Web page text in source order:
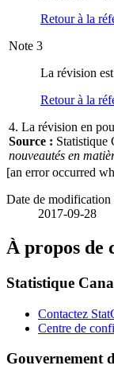
Retour à la
Note 3
La révision
Retour à la
4. La révision en
Source : Statistique
nouveautés en
[an error occurred
Date de modification
2017-09-28
À propos de
Statistique
Contactez
Centre de
Gouvernement